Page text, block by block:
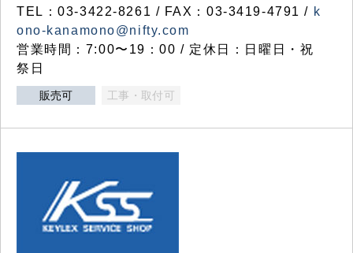
TEL：03-3422-8261 / FAX：03-3419-4791 / k
ono-kanamono@nifty.com
営業時間：7:00〜19：00 / 定休日：日曜日・祝
祭日
販売可 工事・取付可